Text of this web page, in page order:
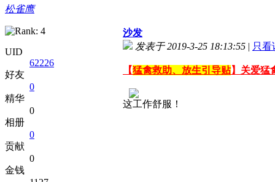
松雀鹰
UID
62226
好友
0
精华
0
相册
0
贡献
0
金钱
沙发
发表于 2019-3-25 18:13:55 | 只看
【猛禽救助、放生引导贴】关爱猛
这工作舒服！